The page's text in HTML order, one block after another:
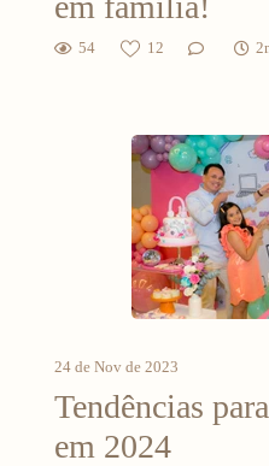
54 12
24 de Nov de 2023
Tendências
em 2024